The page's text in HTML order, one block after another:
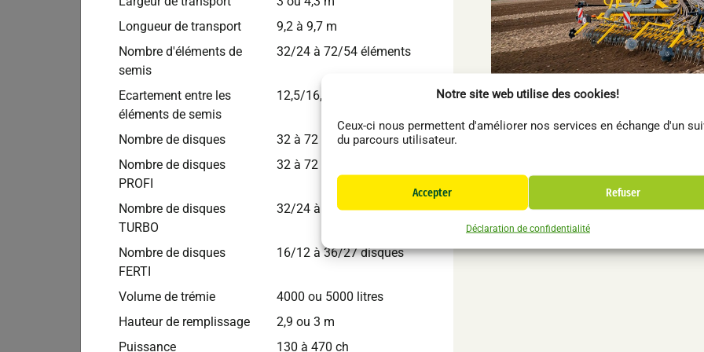
Notre site web utilise des cookies!
Ceux-ci nous permettent d'améliorer nos services en échange d'un
du parcours utilisateur.
Accepter Refuser
Déclaration de confidentialité
Bednar
Déchaumeur Cultivateur BEDNAR FENIX
Vendu
Déchaumeur Cultivateur BEDNAR FENIX
Longueur de transport
9,2 à 9,7 m
Nombre d'éléments de
semis
32/24 à 72/54 éléments
Ecartement entre les
éléments de semis
12,5/16,7 cm
Nombre de disques
32 à 72 disques
Nombre de disques
PROFI
32 à 72 disques
Nombre de disques
TURBO
32/24 à 64/54 disques
Nombre de disques
FERTI
16/12 à 36/27 disques
Volume de trémie
4000 ou 5000 litres
Hauteur de remplissage
2,9 ou 3 m
Puissance
130 à 470 ch